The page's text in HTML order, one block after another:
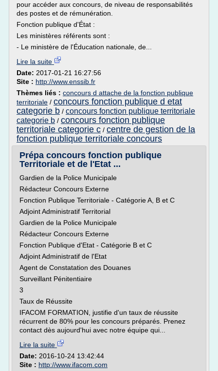
pour accéder aux concours, de niveau de responsabilités
des postes et de rémunération.
Fonction publique d'État :
Les ministères référents sont :
- Le ministère de l'Éducation nationale, de...
Lire la suite
Date: 2017-01-21 16:27:56
Site : http://www.enssib.fr
Thèmes liés : concours d attache de la fonction publique
territoriale / concours fonction publique d etat
categorie b / concours fonction publique territoriale
categorie b / concours fonction publique
territoriale categorie c / centre de gestion de la
fonction publique territoriale concours
Prépa concours fonction publique
Territoriale et de l'Etat ...
Gardien de la Police Municipale
Rédacteur Concours Externe
Fonction Publique Territoriale - Catégorie A, B et C
Adjoint Administratif Territorial
Gardien de la Police Municipale
Rédacteur Concours Externe
Fonction Publique d'Etat - Catégorie B et C
Adjoint Administratif de l'Etat
Agent de Constatation des Douanes
Surveillant Pénitentiaire
3
Taux de Réussite
IFACOM FORMATION, justifie d'un taux de réussite
récurrent de 80% pour les concours préparés. Prenez
contact dès aujourd'hui avec notre équipe qui...
Lire la suite
Date: 2016-10-24 13:42:44
Site : http://www.ifacom.com